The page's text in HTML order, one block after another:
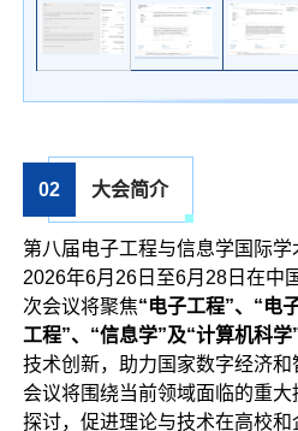
02 大会简介
第八届电子工程与信息学国际
2026年6月26日至6月28日在中
次会议将聚焦“电子工程”、“电
工程”、“信息学”及“计算机科学
技术创新，助力国家数字经济和
会议将围绕当前领域面临的重
探讨，促进理论与技术在高校